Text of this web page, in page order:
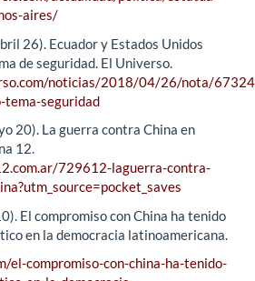
aires/
26). Ecuador y Estados Unidos
de seguridad. El Universo.
noticias/2018/04/26/nota/
tema-seguridad
20). La guerra contra China en
12.
729612-laguerra-contra-
El compromiso con China ha tenido
en la democracia latinoamericana.
el-compromiso-con-china-ha-tenido-